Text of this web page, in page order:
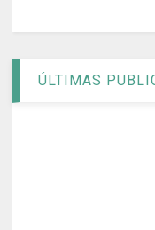
ÚLTIMAS